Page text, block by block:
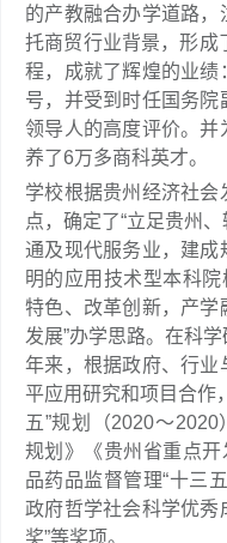
的产教融合办学道路
托商贸行业背景，形成
程，成就了辉煌的业绩
号，并受到时任国务
领导人的高度评价。并
养了6万多商科英才。
学校根据贵州经济社
点，确定了“立足贵州
通及现代服务业，建成
明的应用技术型本科院
特色、改革创新，产学
发展”办学思路。在科
年来，根据政府、行业
平应用研究和项目合作
五”规划（2020～
规划》《贵州省重点开
品药品监督管理“十三
政府哲学社会科学优秀
奖”等奖项。